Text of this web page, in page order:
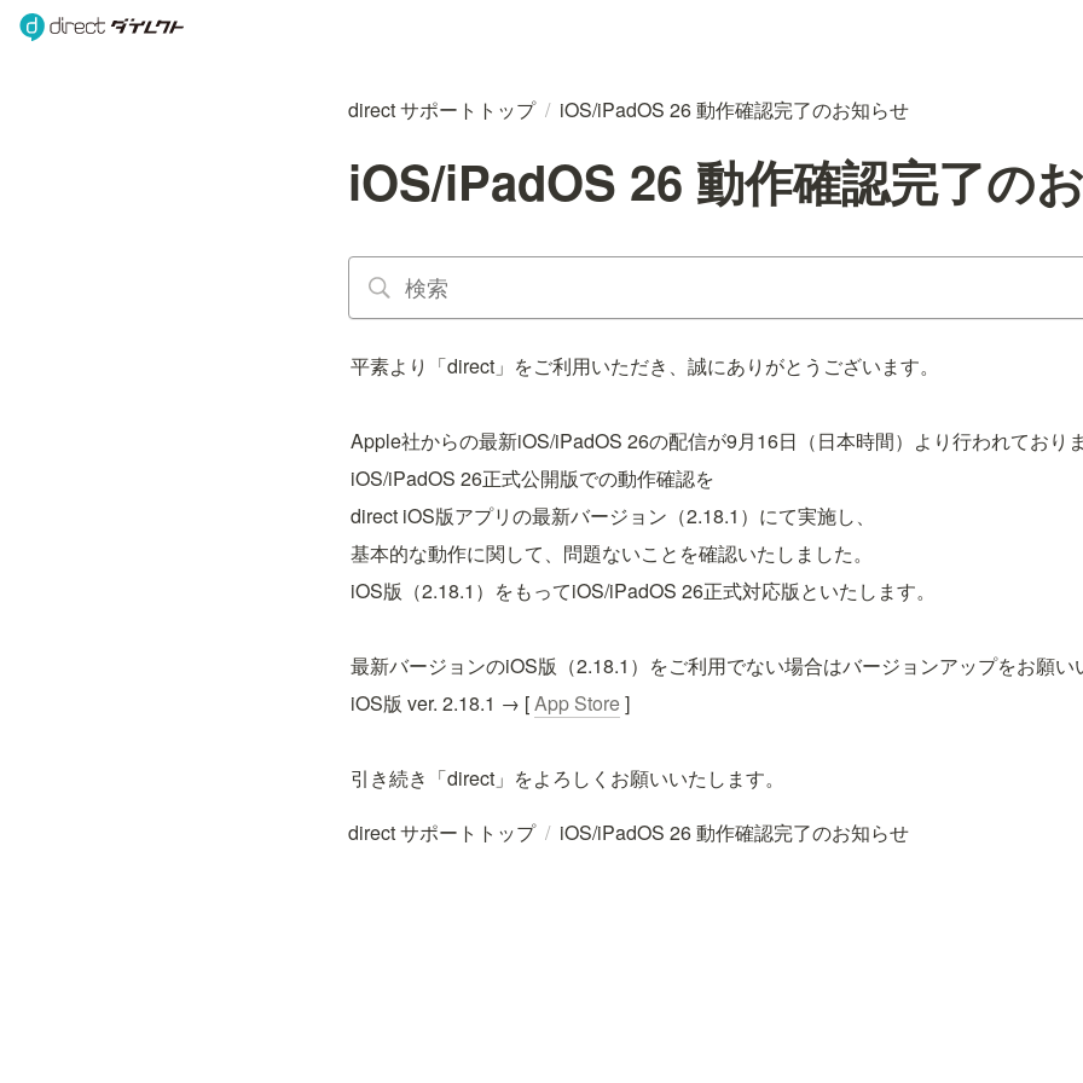
direct サポートトップ / iOS/iPadOS 26 動作確認完了のお知らせ
iOS/iPadOS 26 動作確認完了の
平素より「direct」をご利用いただき、誠にありがとうございます。
Apple社からの最新iOS/iPadOS 26の配信が9月16日（日本時間）より行われておりま
iOS/iPadOS 26正式公開版での動作確認を
direct iOS版アプリの最新バージョン（2.18.1）にて実施し、
基本的な動作に関して、問題ないことを確認いたしました。
iOS版（2.18.1）をもってiOS/iPadOS 26正式対応版といたします。
最新バージョンのiOS版（2.18.1）をご利用でない場合はバージョンアップをお願い
iOS版 ver. 2.18.1 → [ App Store ]
引き続き「direct」をよろしくお願いいたします。
direct サポートトップ / iOS/iPadOS 26 動作確認完了のお知らせ